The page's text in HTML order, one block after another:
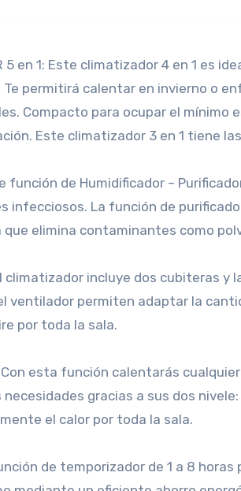
5 en 1: Este climatizador 4 en 1 es
Te permitirá calentar en invierno o
Compacto para ocupar el mínimo
Este climatizador 3 en 1 tiene
función de Humidificador –
infecciosos. La función de
que elimina contaminantes como
climatizador incluye dos cubiteras y
ventilador permiten adaptar la
por toda la sala.
Con esta función calentarás
gracias a sus dos
el calor por toda la sala.
de temporizador de 1 a 8